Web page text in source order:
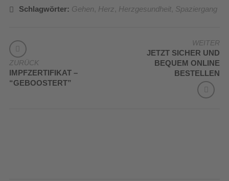
Schlagwörter: Gehen, Herz, Herzgesundheit, Spaziergang
BEITRAGSNAVIGATION
ZURÜCK
IMPFZERTIFIKAT –
“GEBOOSTERT”
WEITER
JETZT SICHER UND
BEQUEM ONLINE
BESTELLEN